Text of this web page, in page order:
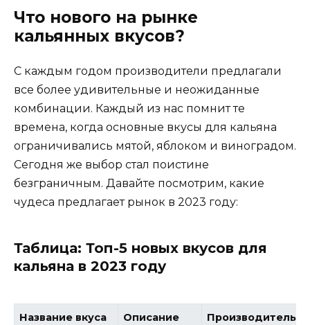
Что нового на рынке
кальянных вкусов?
С каждым годом производители предлагали
все более удивительные и неожиданные
комбинации. Каждый из нас помнит те
времена, когда основные вкусы для кальяна
ограничивались мятой, яблоком и виноградом.
Сегодня же выбор стал поистине
безграничным. Давайте посмотрим, какие
чудеса предлагает рынок в 2023 году:
Таблица: Топ-5 новых вкусов для
кальяна в 2023 году
Название вкуса Описание Производитель